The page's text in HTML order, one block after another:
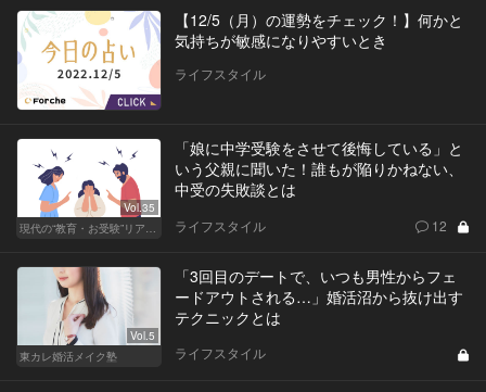
【12/5（月）の運勢をチェック！】何かと
気持ちが敏感になりやすいとき
ライフスタイル
Vol.35
現代の“教育・お受験”リアルドキュメント
「娘に中学受験をさせて後悔している」と
いう父親に聞いた！誰もが陥りかねない、
中受の失敗談とは
ライフスタイル 12
Vol.5
東カレ婚活メイク塾
「3回目のデートで、いつも男性からフェ
ードアウトされる…」婚活沼から抜け出す
テクニックとは
ライフスタイル